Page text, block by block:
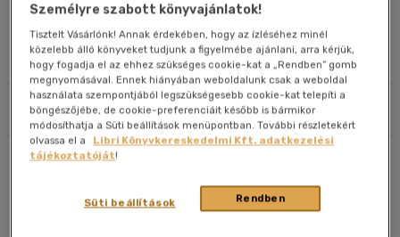
Művei
Szűrés Rendezés
Eladott darabszám szerint növekvő
Cím szerint A-Z
Szerző szerint A-Z
Megjelenítés
20 db / oldal
Személyre szabott könyvajánlatok!
Tisztelt Vásárlónk! Annak érdekében, hogy az ízléséhez minél
közelebb álló könyveket tudjunk a figyelmébe ajánlani, arra kérjük,
hogy fogadja el az ehhez szükséges cookie-kat a „Rendben” gomb
megnyomásával. Ennek hiányában weboldalunk csak a weboldal
használata szempontjából legszükségesebb cookie-kat telepíti a
böngészőjébe, de cookie-preferenciáit később is bármikor
módosíthatja a Süti beállítások menüpontban. További részletekért
olvassa el a
Libri Könyvkereskedelmi Kft. adatkezelési
tájékoztatóját!
Rendben
Süti beállítások